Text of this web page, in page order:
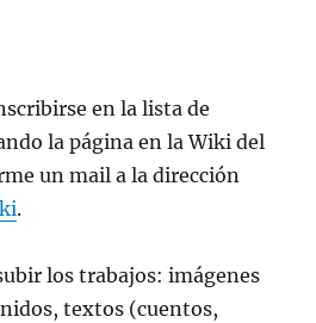
en la lista de
la página en la Wiki del
un mail a la dirección
.
los trabajos: imágenes
textos (cuentos,